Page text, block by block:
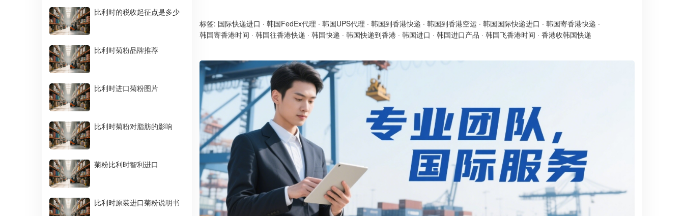
比利时的税收起征点是多少
比利时菊粉品牌推荐
比利时进口菊粉图片
比利时菊粉对脂肪的影响
菊粉比利时智利进口
比利时原装进口菊粉说明书
标签: 国际快递进口 · 韩国FedEx代理 · 韩国UPS代理 · 韩国到香港快递 · 韩国到香港空运 · 韩国国际快递进口 · 韩国寄香港快递 ·
韩国寄香港时间 · 韩国往香港快递 · 韩国快递 · 韩国快递到香港 · 韩国进口 · 韩国进口产品 · 韩国飞香港时间 · 香港收韩国快递